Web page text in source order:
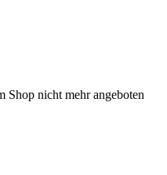
Shop nicht mehr angeboten